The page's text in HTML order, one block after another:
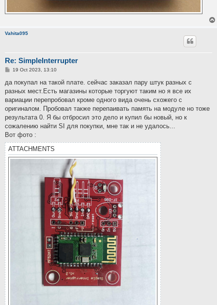
Vahita095
Re: SimpleInterrupter
P
s
19 Oct 2023, 13:10
да покупал на такой плате. сейчас заказал пару штук разных с
разных мест.Есть магазины которые торгуют таким но я все их
вариации перепробовал кроме одного вида очень схожего с
оригиналом. Пробовал также перепаивать память на модуле но тоже
результата 0. Я бы отбросил это дело и купил бы новый, но к
сожалению найти SI для покупки, мне так и не удалось...
Вот фото :
ATTACHMENTS